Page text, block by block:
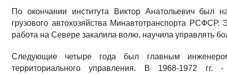
По окончании института Виктор Анатольевич был
грузового автохозяйства Минавтотранспорта
работа на Севере закалила волю, научила управлять
Следующие четыре года был главным
территориального управления. В 1968-1972 гг.